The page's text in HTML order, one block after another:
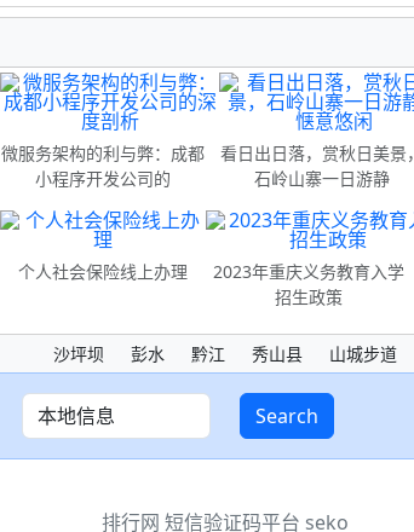
微服务架构的利与弊：成都
小程序开发公司的
看日出日落，赏秋日美景，
石岭山寨一日游静
个人社会保险线上办理
2023年重庆义务教育入学
招生政策
沙坪坝 彭水 黔江 秀山县 山城步道
Search
排行网 短信验证码平台 seko